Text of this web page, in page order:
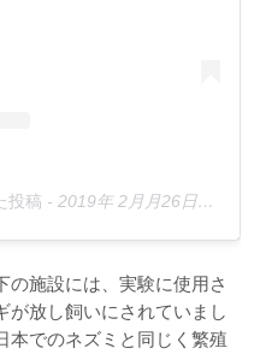
投稿 - 2019年 2月月26日午前11時11分PST
施設には、実験に使用さ
が放し飼いにされていまし
本でのネズミと同じく繁殖